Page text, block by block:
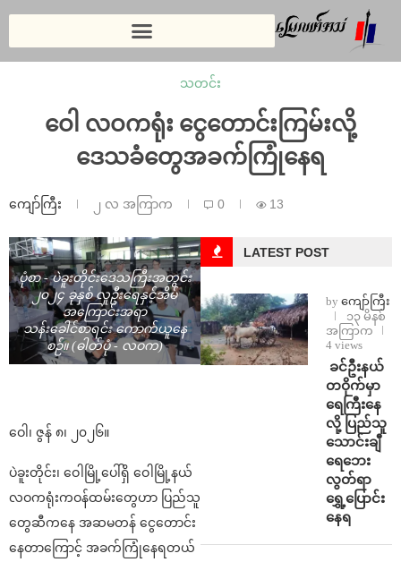
သတင်း
ဝေါ လဝကရုံး ငွေတောင်းကြမ်းလို့
ဒေသခံတွေအခက်ကြုံနေရ
ကျော်ကြီး ၂ လ အကြာက 0 13
ပုံစာ - ပဲခူးတိုင်းဒေသကြီးအတွင်း
၂၀၂၄ ခုနှစ် လူဦးရေနှင့်အိမ်
အကြောင်းအရာ
သန်းခေါင်စာရင်း ကောက်ယူနေ
စဉ်။ (ဓါတ်ပုံ - လဝက)
ဝေါ၊ ဇွန် ၈၊ ၂၀၂၆။
ပဲခူးတိုင်း၊ ဝေါမြို့ပေါ်ရှိ ဝေါမြို့နယ်
လဝကရုံးကဝန်ထမ်းတွေဟာ ပြည်သူ
တွေဆီကနေ အဆမတန် ငွေတောင်း
နေတာကြောင့် အခက်ကြုံနေရတယ်
LATEST POST
by ကျော်ကြီး
၁၃ မိနစ်
အကြာက
4 views
⁩ ⁨ခင်ဦးနယ်
တဝိုက်မှာ
ရေကြီးနေ
လို့ ပြည်သူ
သောင်းချီ
ရေဘေး
လွတ်ရာ
ရွှေ့ပြောင်း
နေရ